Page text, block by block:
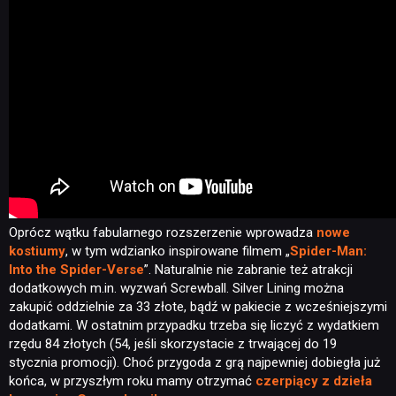
Oprócz wątku fabularnego rozszerzenie wprowadza nowe
kostiumy, w tym wdzianko inspirowane filmem „Spider-Man:
Into the Spider-Verse”. Naturalnie nie zabranie też atrakcji
dodatkowych m.in. wyzwań Screwball. Silver Lining można
zakupić oddzielnie za 33 złote, bądź w pakiecie z wcześniejszymi
dodatkami. W ostatnim przypadku trzeba się liczyć z wydatkiem
rzędu 84 złotych (54, jeśli skorzystacie z trwającej do 19
stycznia promocji). Choć przygoda z grą najpewniej dobiegła już
końca, w przyszłym roku mamy otrzymać czerpiący z dzieła